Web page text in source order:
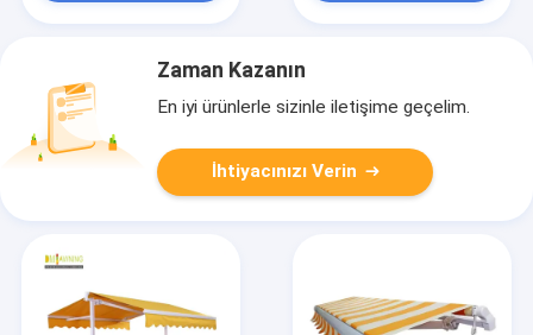
Zaman Kazanın
En iyi ürünlerle sizinle iletişime geçelim.
İhtiyacınızı Verin